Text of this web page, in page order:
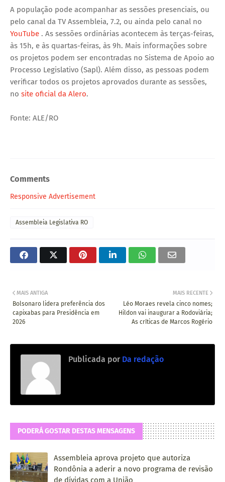
A população pode acompanhar as sessões presenciais, ou
pelo canal da TV Assembleia, 7.2, ou ainda pelo canal no
YouTube . As sessões ordinárias acontecem às terças-feiras,
às 15h, e às quartas-feiras, às 9h. Mais informações sobre
os projetos podem ser encontradas no Sistema de Apoio ao
Processo Legislativo (Sapl). Além disso, as pessoas podem
verificar todos os projetos aprovados durante as sessões,
no site oficial da Alero.
Fonte: ALE/RO
Comments
Responsive Advertisement
Assembleia Legislativa RO
MAIS RECENTE
Léo Moraes revela cinco nomes;
Hildon vai inaugurar a Rodoviária;
As críticas de Marcos Rogério
MAIS ANTIGA
Bolsonaro lidera preferência dos
capixabas para Presidência em
2026
Publicada por Da redação
PODERÁ GOSTAR DESTAS MENSAGENS
Assembleia aprova projeto que autoriza
Rondônia a aderir a novo programa de revisão
de dívidas com a União